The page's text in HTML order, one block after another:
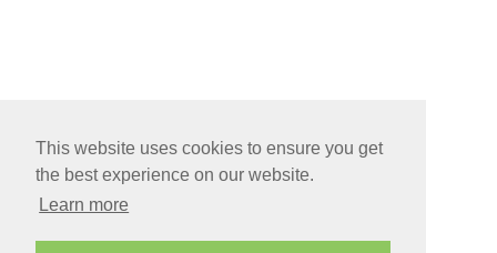
This website uses cookies to ensure you get
the best experience on our website.
Learn more